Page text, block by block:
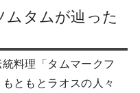
タムが辿った
料理「タムマークフ
ともとラオスの人々